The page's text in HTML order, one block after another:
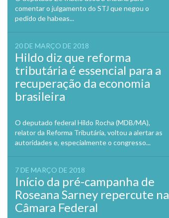
comentar o julgamento do STJ que negou o
pedido de habeas...
20 DE MARÇO DE 2018
Hildo diz que reforma
tributária é essencial para a
recuperação da economia
brasileira
O deputado federal Hildo Rocha (MDB/MA),
relator da Reforma Tributária, voltou a alertar as
autoridades e, especialmente o congresso...
7 DE MARÇO DE 2018
Início da pré-campanha de
Roseana Sarney repercute na
Câmara Federal